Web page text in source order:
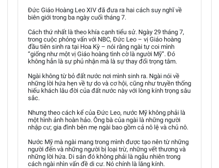
Đức Giáo Hoàng Leo XIV đã đưa ra hai cách suy nghĩ về
biên giới trong ba ngày cuối tháng 7.
Cách thứ nhất là theo khía cạnh tiểu sử. Ngày 29 tháng 7,
trong cuộc phỏng vấn với NBC, Đức Leo – vị Giáo hoàng
đầu tiên sinh ra tại Hoa Kỳ – nói rằng ngài tự coi mình
“giống như một vị Giáo hoàng tình cờ là người Mỹ”. Đó
không hẳn là sự phủ nhận mà là sự thay đổi trọng tâm.
Ngài không từ bỏ đất nước nơi mình sinh ra. Ngài nói về
những lời hứa hẹn về tự do và cơ hội, cũng như truyền thống
hiếu khách lâu đời của đất nước này với lòng kính trọng sâu
sắc.
Nhưng theo cách kể của Đức Leo, nước Mỹ không phải là
một hình ảnh hoàn hảo. Ông bà của ngài là những người
nhập cư; gia đình bên mẹ ngài bao gồm cả nô lệ và chủ nô.
Nước Mỹ mà ngài mang trong mình được tạo nên từ những
người đến và những người bị loại trừ, những vết thương và
những lời hứa. Di sản đó không phải là ngẫu nhiên trong
cách ngài nhìn vấn đề di cư. Nó chính là lăng kính.